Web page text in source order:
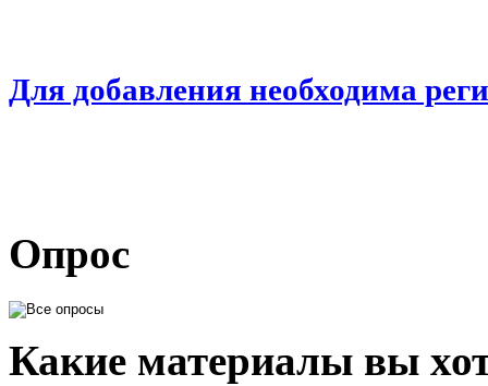
Для добавления необходима
Опрос
Какие материалы вы